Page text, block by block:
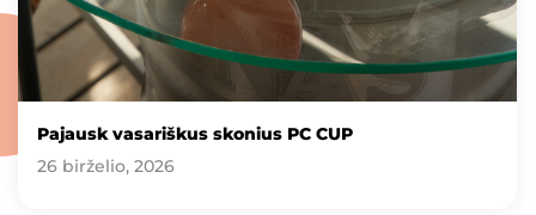
Pajausk vasariškus skonius PC CUP
26 birželio, 2026